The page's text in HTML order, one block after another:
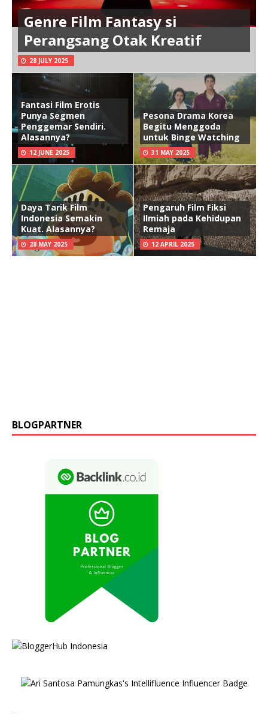
Genre Film Fantasy si
Perangsang Otak Kreatif
28 JULY 2025
Fantasi Film Erotis
Punya Segmen
Penggemar Sendiri.
Alasannya?
12 JUNE 2025
Pesona Drama Korea
Begitu Menggoda
untuk Binge Watching
31 MAY 2025
Daya Tarik Film
Indonesia Semakin
Kuat. Alasannya?
28 MAY 2025
Pengaruh Film Fiksi
Ilmiah pada Kehidupan
Remaja
12 APRIL 2025
BLOGPARTNER